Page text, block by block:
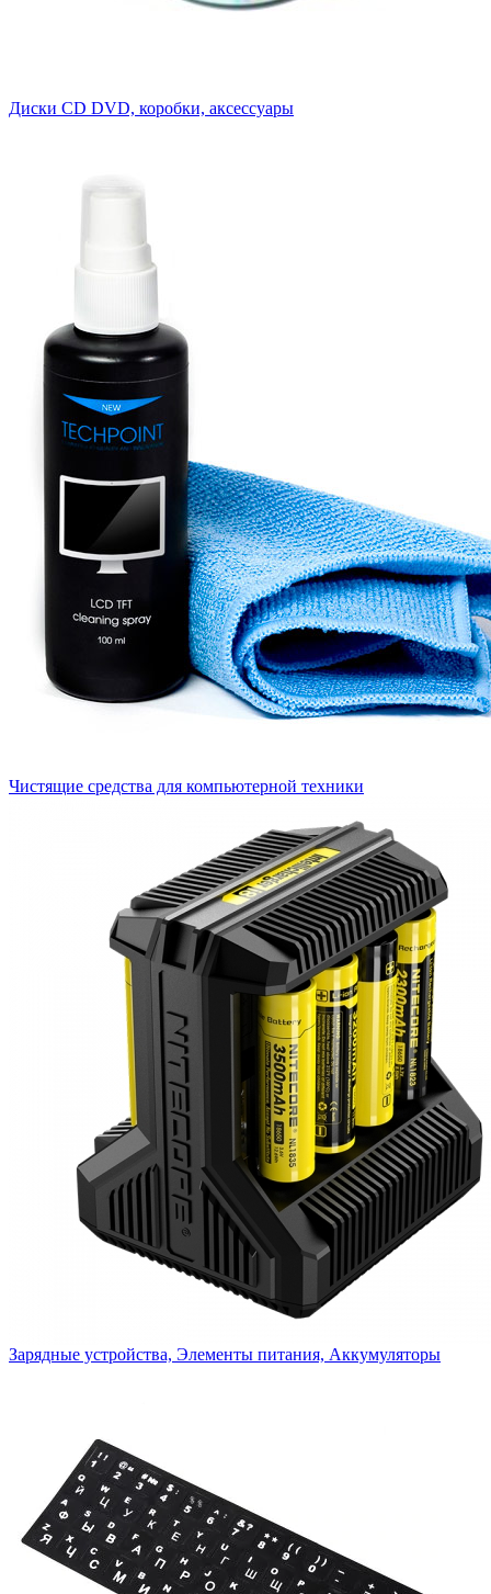
Диски CD DVD, коробки, аксессуары
Чистящие средства для компьютерной техники
Зарядные устройства, Элементы питания, Аккумуляторы